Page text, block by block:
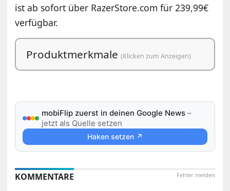
ist ab sofort über RazerStore.com für 239,99€
verfügbar.
Produktmerkmale(Klicken zum Anzeigen)
mobiFlip zuerst in deinen Google News –
jetzt als Quelle setzen
Haken setzen ↗
Fehler melden
KOMMENTARE